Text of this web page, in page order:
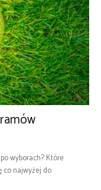
wyborach? Które
co najwyżej do